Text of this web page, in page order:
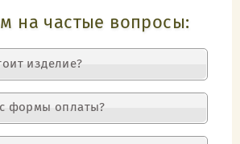
на частые вопросы:
изделие?
формы оплаты?